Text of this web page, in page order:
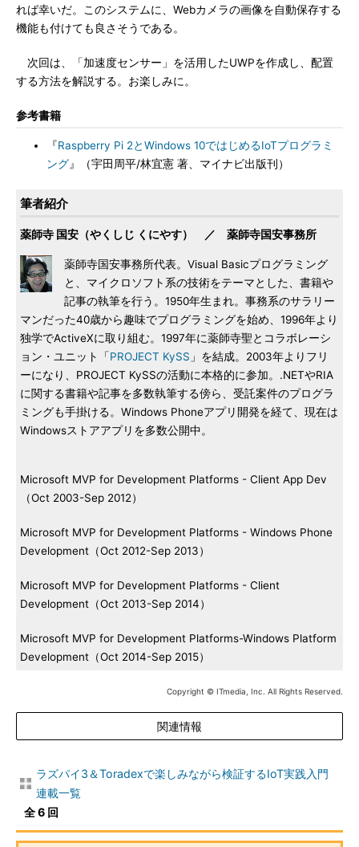
れば幸いだ。このシステムに、Webカメラの画像を自動保存する
機能も付けても良さそうである。
次回は、「加速度センサー」を活用したUWPを作成し、配置
する方法を解説する。お楽しみに。
参考書籍
『Raspberry Pi 2とWindows 10ではじめるIoTプログラミ
ング』（宇田周平/林宜憲 著、マイナビ出版刊）
筆者紹介
薬師寺 国安（やくしじ くにやす） ／ 薬師寺国安事務所
薬師寺国安事務所代表。Visual Basicプログラミング
と、マイクロソフト系の技術をテーマとした、書籍や
記事の執筆を行う。1950年生まれ。事務系のサラリー
マンだった40歳から趣味でプログラミングを始め、1996年より
独学でActiveXに取り組む。1997年に薬師寺聖とコラボレーシ
ョン・ユニット「PROJECT KySS 」を結成。2003年よりフリ
ーになり、PROJECT KySSの活動に本格的に参加。.NETやRIA
に関する書籍や記事を多数執筆する傍ら、受託案件のプログラ
ミングも手掛ける。Windows Phoneアプリ開発を経て、現在は
Windowsストアアプリを多数公開中。
Microsoft MVP for Development Platforms - Client App Dev
（Oct 2003-Sep 2012）
Microsoft MVP for Development Platforms - Windows Phone
Development（Oct 2012-Sep 2013）
Microsoft MVP for Development Platforms - Client
Development（Oct 2013-Sep 2014）
Microsoft MVP for Development Platforms-Windows Platform
Development（Oct 2014-Sep 2015）
Copyright © ITmedia, Inc. All Rights Reserved.
関連情報
ラズパイ3＆Toradexで楽しみながら検証するIoT実践入門
連載一覧
全 6 回